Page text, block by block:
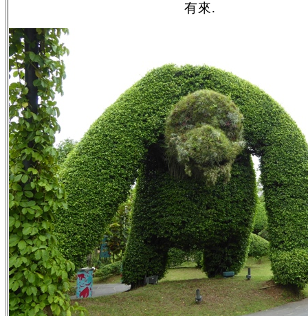
有來.